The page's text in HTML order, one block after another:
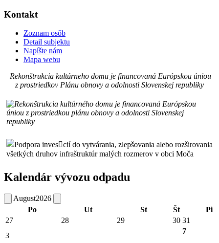
Kontakt
Zoznam osôb
Detail subjektu
Napíšte nám
Mapa webu
Rekonštrukcia kultúrneho domu je financovaná Európskou úniou
z prostriedkov Plánu obnovy a odolnosti Slovenskej republiky
Kalendár vývozu odpadu
August2026
Po
Ut St Št
Pi
27
28 29 30 31
3
7